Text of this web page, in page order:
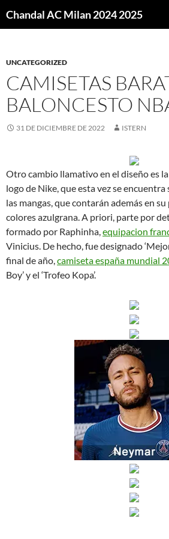
Chandal AC Milan 2024 2025
UNCATEGORIZED
CAMISETAS
BALONCESTO
31 DE DICIEMBRE DE 2022 ISTERN
Otro cambio llamativo en el diseño es
logo de Nike, que esta vez se
las mangas, que contarán además en
colores azulgrana. A priori, parte por
formado por Raphinha,equipacion
Vinicius. De hecho, fue designado
final de año,camiseta españa mundial
Boy’ y el ‘Trofeo Kopa’.